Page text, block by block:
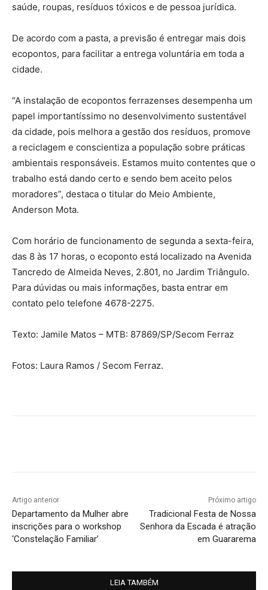
saúde, roupas, resíduos tóxicos e de pessoa jurídica.
De acordo com a pasta, a previsão é entregar mais dois
ecopontos, para facilitar a entrega voluntária em toda a
cidade.
“A instalação de ecopontos ferrazenses desempenha um
papel importantíssimo no desenvolvimento sustentável
da cidade, pois melhora a gestão dos resíduos, promove
a reciclagem e conscientiza a população sobre práticas
ambientais responsáveis. Estamos muito contentes que o
trabalho está dando certo e sendo bem aceito pelos
moradores”, destaca o titular do Meio Ambiente,
Anderson Mota.
Com horário de funcionamento de segunda a sexta-feira,
das 8 às 17 horas, o ecoponto está localizado na Avenida
Tancredo de Almeida Neves, 2.801, no Jardim Triângulo.
Para dúvidas ou mais informações, basta entrar em
contato pelo telefone 4678-2275.
Texto: Jamile Matos – MTB: 87869/SP/Secom Ferraz
Fotos: Laura Ramos / Secom Ferraz.
Artigo anterior
Departamento da Mulher abre
inscrições para o workshop
‘Constelação Familiar’
Próximo artigo
Tradicional Festa de Nossa
Senhora da Escada é atração
em Guararema
LEIA TAMBÉM